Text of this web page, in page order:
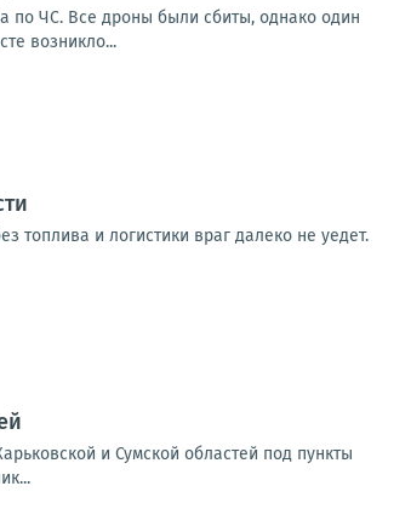
по ЧС. Все дроны были сбиты, однако один
возникло...
и логистики враг далеко не уедет.
и Сумской областей под пункты